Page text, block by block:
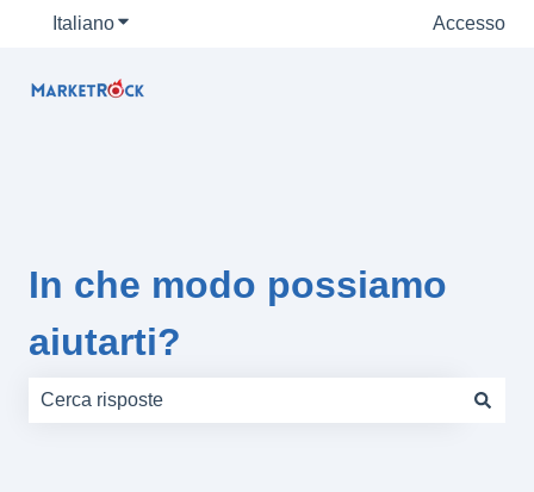
ItalianoMostra sottomenu per le traduzioni Accesso
In che modo possiamo
aiutarti?